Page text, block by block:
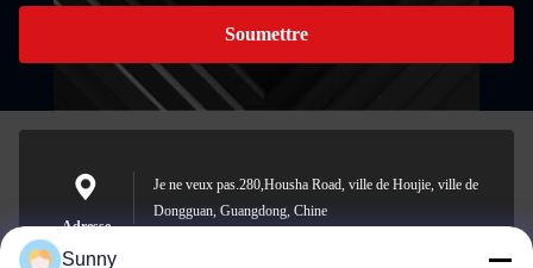
Soumettre
Adresse
Je ne veux pas.280,Housha Road, ville de Houjie, ville de
Dongguan, Guangdong, Chine
Sunny